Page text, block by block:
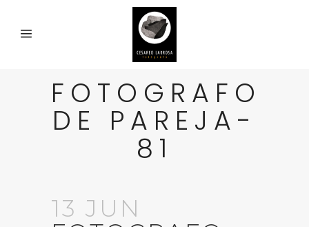
FOTOGRAFO
DE PAREJA-
81
13 JUN